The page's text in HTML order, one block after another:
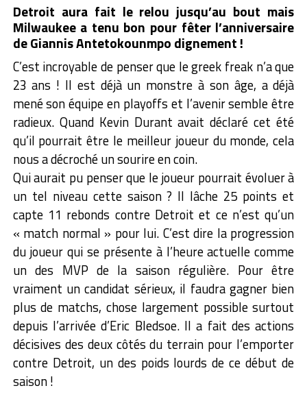
Detroit aura fait le relou jusqu’au bout mais
Milwaukee a tenu bon pour fêter l’anniversaire
de Giannis Antetokounmpo dignement !
C’est incroyable de penser que le greek freak n’a que
23 ans ! Il est déjà un monstre à son âge, a déjà
mené son équipe en playoffs et l’avenir semble être
radieux. Quand Kevin Durant avait déclaré cet été
qu’il pourrait être le meilleur joueur du monde, cela
nous a décroché un sourire en coin.
Qui aurait pu penser que le joueur pourrait évoluer à
un tel niveau cette saison ? Il lâche 25 points et
capte 11 rebonds contre Detroit et ce n’est qu’un
« match normal » pour lui. C’est dire la progression
du joueur qui se présente à l’heure actuelle comme
un des MVP de la saison régulière. Pour être
vraiment un candidat sérieux, il faudra gagner bien
plus de matchs, chose largement possible surtout
depuis l’arrivée d’Eric Bledsoe. Il a fait des actions
décisives des deux côtés du terrain pour l’emporter
contre Detroit, un des poids lourds de ce début de
saison !